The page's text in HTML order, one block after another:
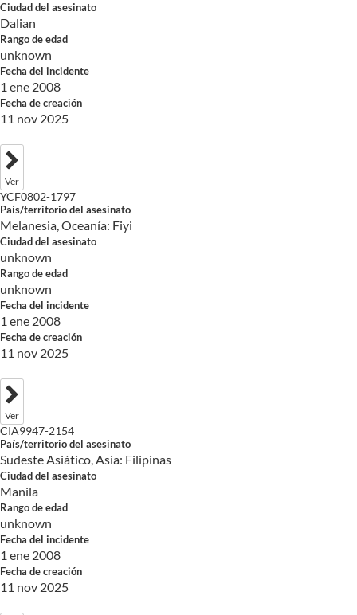
Ciudad del asesinato
Dalian
Rango de edad
unknown
Fecha del incidente
1 ene 2008
Fecha de creación
11 nov 2025
Ver
YCF0802-1797
País/territorio del asesinato
Melanesia, Oceanía: Fiyi
Ciudad del asesinato
unknown
Rango de edad
unknown
Fecha del incidente
1 ene 2008
Fecha de creación
11 nov 2025
Ver
CIA9947-2154
País/territorio del asesinato
Sudeste Asiático, Asia: Filipinas
Ciudad del asesinato
Manila
Rango de edad
unknown
Fecha del incidente
1 ene 2008
Fecha de creación
11 nov 2025